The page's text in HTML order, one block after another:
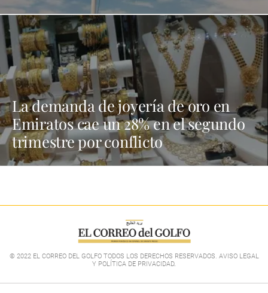
La demanda de joyería de oro en
Emiratos cae un 28% en el segundo
trimestre por conflicto
© 2022 EL CORREO DEL GOLFO TODOS LOS DERECHOS RESERVADOS. AVISO LEGAL
Y POLÍTICA DE PRIVACIDAD.